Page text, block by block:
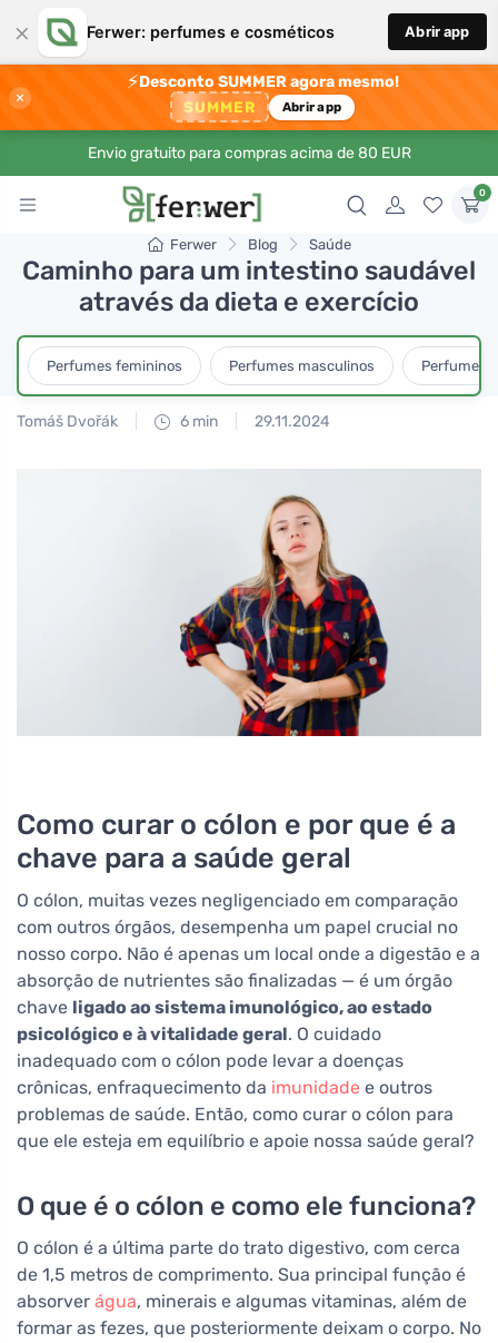
× Ferwer: perfumes e cosméticos Abrir app
×
⚡Desconto SUMMER agora mesmo!
SUMMER Abrir app
Envio gratuito para compras acima de 80 EUR
0
Ferwer Blog Saúde
Caminho para um intestino saudável
através da dieta e exercício
Perfumes femininos Perfumes masculinos Perfumes
Tomáš Dvořák 6 min 29.11.2024
Como curar o cólon e por que é a
chave para a saúde geral
O cólon, muitas vezes negligenciado em comparação
com outros órgãos, desempenha um papel crucial no
nosso corpo. Não é apenas um local onde a digestão e a
absorção de nutrientes são finalizadas — é um órgão
chave ligado ao sistema imunológico, ao estado
psicológico e à vitalidade geral. O cuidado
inadequado com o cólon pode levar a doenças
crônicas, enfraquecimento da imunidade e outros
problemas de saúde. Então, como curar o cólon para
que ele esteja em equilíbrio e apoie nossa saúde geral?
O que é o cólon e como ele funciona?
O cólon é a última parte do trato digestivo, com cerca
de 1,5 metros de comprimento. Sua principal função é
absorver água, minerais e algumas vitaminas, além de
formar as fezes, que posteriormente deixam o corpo. No